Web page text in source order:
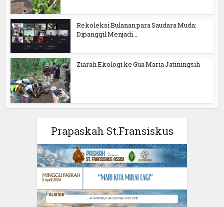
Rekoleksi Bulanan para Saudara Muda:
Dipanggil Menjadi...
Ziarah Ekologi ke Gua Maria Jatiningsih
Prapaskah St.Fransiskus